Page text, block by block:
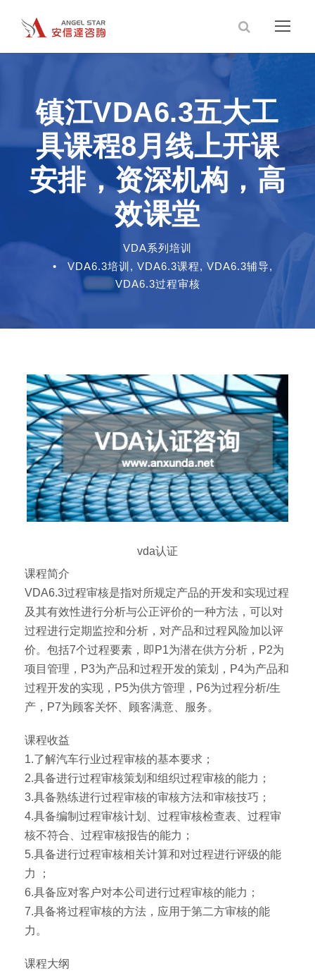
镇江VDA6.3五大工
具课程8月线上开课
安排，资深机构，高
效课堂
VDA系列培训
•
VDA6.3培训 , VDA6.3课程, VDA6.3辅导,
VDA6.3过程审核
vda认证
课程简介
VDA6.3过程审核是指对所规定产品的开发和实现过程
及其有效性进行分析与公正评价的一种方法，可以对
过程进行定期监控和分析，对产品和过程风险加以评
价。包括7个过程要素，即P1为潜在供方分析，P2为
项目管理，P3为产品和过程开发的策划，P4为产品和
过程开发的实现，P5为供方管理，P6为过程分析/生
产，P7为顾客关怀、顾客满意、服务。
课程收益
1.了解汽车行业过程审核的基本要求；
2.具备进行过程审核策划和组织过程审核的能力；
3.具备熟练进行过程审核的审核方法和审核技巧；
4.具备编制过程审核计划、过程审核检查表、过程审
核不符合、过程审核报告的能力；
5.具备进行过程审核相关计算和对过程进行评级的能
力 ；
6.具备应对客户对本公司进行过程审核的能力；
7.具备将过程审核的方法，应用于第二方审核的能
力。
课程大纲